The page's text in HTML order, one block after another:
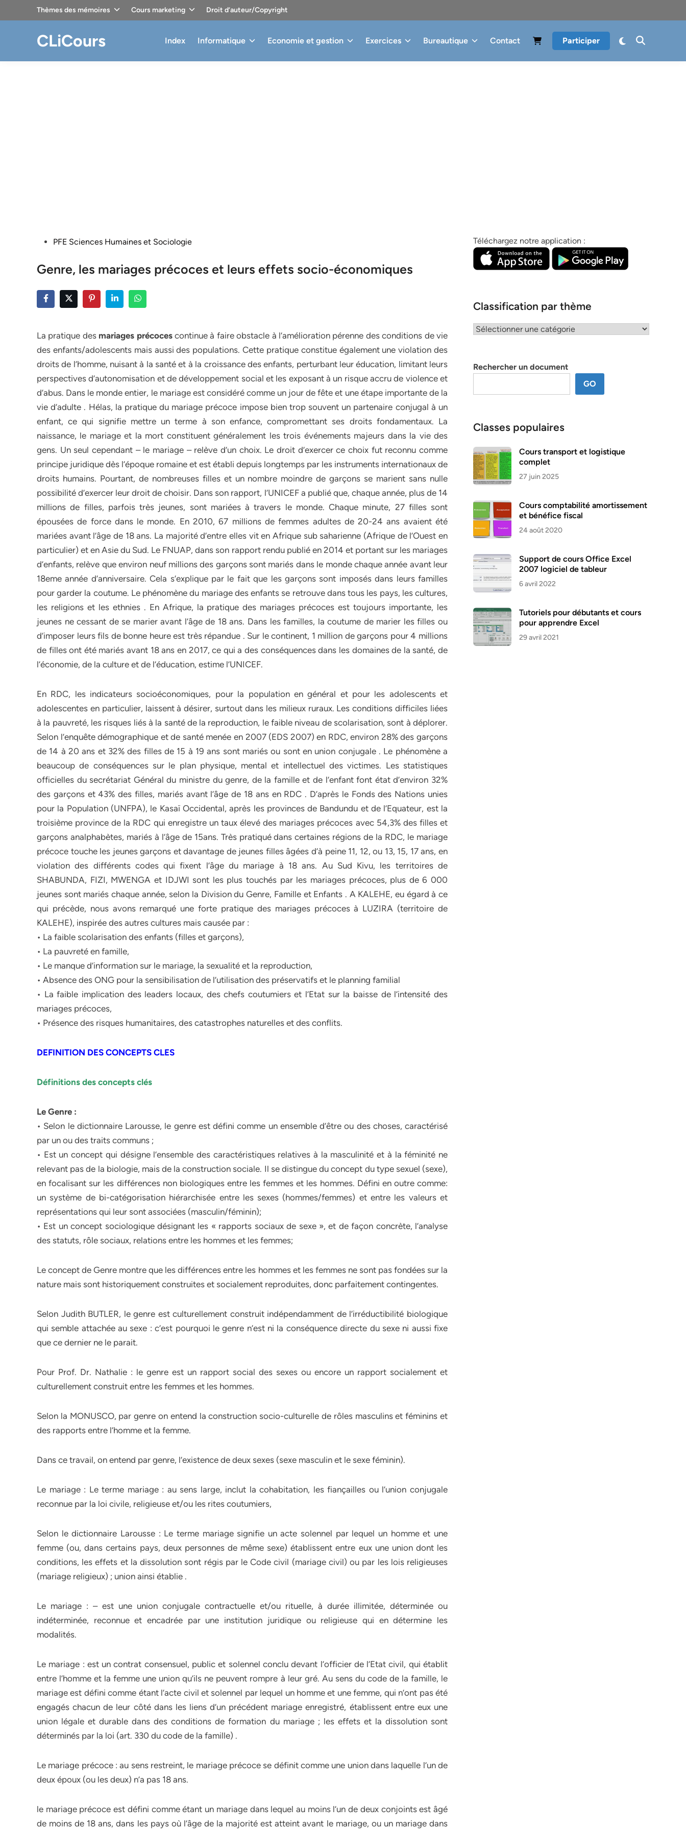
Thèmes des mémoires Cours marketing Droit d’auteur/Copyright
CLiCours Index Informatique Economie et gestion Exercices Bureautique Contact Participer
PostedPFE Sciences Humaines et Sociologie
Genre, les mariages précoces et leurs effets socio-économiques
La pratique des mariages précocescontinue à faire obstacle à l’amélioration pérenne des conditions de vie
des enfants/adolescents mais aussi des populations. Cette pratique constitue également une violation des
droits de l’homme, nuisant à la santé et à la croissance des enfants, perturbant leur éducation, limitant leurs
perspectives d’autonomisation et de développement social et les exposant à un risque accru de violence et
d’abus. Dans le monde entier, le mariage est considéré comme un jour de fête et une étape importante de la
vie d’adulte . Hélas, la pratique du mariage précoce impose bien trop souvent un partenaire conjugal à un
enfant, ce qui signifie mettre un terme à son enfance, compromettant ses droits fondamentaux. La
naissance, le mariage et la mort constituent généralement les trois événements majeurs dans la vie des
gens. Un seul cependant – le mariage – relève d’un choix. Le droit d’exercer ce choix fut reconnu comme
principe juridique dès l’époque romaine et est établi depuis longtemps par les instruments internationaux de
droits humains. Pourtant, de nombreuses filles et un nombre moindre de garçons se marient sans nulle
possibilité d’exercer leur droit de choisir. Dans son rapport, l’UNICEF a publié que, chaque année, plus de 14
millions de filles, parfois très jeunes, sont mariées à travers le monde. Chaque minute, 27 filles sont
épousées de force dans le monde. En 2010, 67 millions de femmes adultes de 20-24 ans avaient été
mariées avant l’âge de 18 ans. La majorité d’entre elles vit en Afrique sub saharienne (Afrique de l’Ouest en
particulier) et en Asie du Sud. Le FNUAP, dans son rapport rendu publié en 2014 et portant sur les mariages
d’enfants, relève que environ neuf millions des garçons sont mariés dans le monde chaque année avant leur
18eme année d’anniversaire. Cela s’explique par le fait que les garçons sont imposés dans leurs familles
pour garder la coutume. Le phénomène du mariage des enfants se retrouve dans tous les pays, les cultures,
les religions et les ethnies . En Afrique, la pratique des mariages précoces est toujours importante, les
jeunes ne cessant de se marier avant l’âge de 18 ans. Dans les familles, la coutume de marier les filles ou
d’imposer leurs fils de bonne heure est très répandue . Sur le continent, 1 million de garçons pour 4 millions
de filles ont été mariés avant 18 ans en 2017, ce qui a des conséquences dans les domaines de la santé, de
l’économie, de la culture et de l’éducation, estime l’UNICEF.
En RDC, les indicateurs socioéconomiques, pour la population en général et pour les adolescents et
adolescentes en particulier, laissent à désirer, surtout dans les milieux ruraux. Les conditions difficiles liées
à la pauvreté, les risques liés à la santé de la reproduction, le faible niveau de scolarisation, sont à déplorer.
Selon l’enquête démographique et de santé menée en 2007 (EDS 2007) en RDC, environ 28% des garçons
de 14 à 20 ans et 32% des filles de 15 à 19 ans sont mariés ou sont en union conjugale . Le phénomène a
beaucoup de conséquences sur le plan physique, mental et intellectuel des victimes. Les statistiques
officielles du secrétariat Général du ministre du genre, de la famille et de l’enfant font état d’environ 32%
des garçons et 43% des filles, mariés avant l’âge de 18 ans en RDC . D’après le Fonds des Nations unies
pour la Population (UNFPA), le Kasaï Occidental, après les provinces de Bandundu et de l’Equateur, est la
troisième province de la RDC qui enregistre un taux élevé des mariages précoces avec 54,3% des filles et
garçons analphabètes, mariés à l’âge de 15ans. Très pratiqué dans certaines régions de la RDC, le mariage
précoce touche les jeunes garçons et davantage de jeunes filles âgées d’à peine 11, 12, ou 13, 15, 17 ans, en
violation des différents codes qui fixent l’âge du mariage à 18 ans. Au Sud Kivu, les territoires de
SHABUNDA, FIZI, MWENGA et IDJWI sont les plus touchés par les mariages précoces, plus de 6 000
jeunes sont mariés chaque année, selon la Division du Genre, Famille et Enfants . A KALEHE, eu égard à ce
qui précède, nous avons remarqué une forte pratique des mariages précoces à LUZIRA (territoire de
KALEHE), inspirée des autres cultures mais causée par :
• La faible scolarisation des enfants (filles et garçons),
• La pauvreté en famille,
• Le manque d’information sur le mariage, la sexualité et la reproduction,
• Absence des ONG pour la sensibilisation de l’utilisation des préservatifs et le planning familial
• La faible implication des leaders locaux, des chefs coutumiers et l’Etat sur la baisse de l’intensité des
mariages précoces,
• Présence des risques humanitaires, des catastrophes naturelles et des conflits.
DEFINITION DES CONCEPTS CLES
Définitions des concepts clés
Le Genre :
• Selon le dictionnaire Larousse, le genre est défini comme un ensemble d’être ou des choses, caractérisé
par un ou des traits communs ;
• Est un concept qui désigne l’ensemble des caractéristiques relatives à la masculinité et à la féminité ne
relevant pas de la biologie, mais de la construction sociale. Il se distingue du concept du type sexuel (sexe),
en focalisant sur les différences non biologiques entre les femmes et les hommes. Défini en outre comme:
un système de bi-catégorisation hiérarchisée entre les sexes (hommes/femmes) et entre les valeurs et
représentations qui leur sont associées (masculin/féminin);
• Est un concept sociologique désignant les « rapports sociaux de sexe », et de façon concrète, l’analyse
des statuts, rôle sociaux, relations entre les hommes et les femmes;
Le concept de Genre montre que les différences entre les hommes et les femmes ne sont pas fondées sur la
nature mais sont historiquement construites et socialement reproduites, donc parfaitement contingentes.
Selon Judith BUTLER, le genre est culturellement construit indépendamment de l’irréductibilité biologique
qui semble attachée au sexe : c’est pourquoi le genre n’est ni la conséquence directe du sexe ni aussi fixe
que ce dernier ne le parait.
Pour Prof. Dr. Nathalie : le genre est un rapport social des sexes ou encore un rapport socialement et
culturellement construit entre les femmes et les hommes.
Selon la MONUSCO, par genre on entend la construction socio-culturelle de rôles masculins et féminins et
des rapports entre l’homme et la femme.
Dans ce travail, on entend par genre, l’existence de deux sexes (sexe masculin et le sexe féminin).
Le mariage : Le terme mariage : au sens large, inclut la cohabitation, les fiançailles ou l’union conjugale
reconnue par la loi civile, religieuse et/ou les rites coutumiers,
Selon le dictionnaire Larousse : Le terme mariage signifie un acte solennel par lequel un homme et une
femme (ou, dans certains pays, deux personnes de même sexe) établissent entre eux une union dont les
conditions, les effets et la dissolution sont régis par le Code civil (mariage civil) ou par les lois religieuses
(mariage religieux) ; union ainsi établie .
Le mariage : – est une union conjugale contractuelle et/ou rituelle, à durée illimitée, déterminée ou
indéterminée, reconnue et encadrée par une institution juridique ou religieuse qui en détermine les
modalités.
Le mariage : est un contrat consensuel, public et solennel conclu devant l’officier de l’Etat civil, qui établit
entre l’homme et la femme une union qu’ils ne peuvent rompre à leur gré. Au sens du code de la famille, le
mariage est défini comme étant l’acte civil et solennel par lequel un homme et une femme, qui n’ont pas été
engagés chacun de leur côté dans les liens d’un précédent mariage enregistré, établissent entre eux une
union légale et durable dans des conditions de formation du mariage ; les effets et la dissolution sont
déterminés par la loi (art. 330 du code de la famille) .
Le mariage précoce : au sens restreint, le mariage précoce se définit comme une union dans laquelle l’un de
deux époux (ou les deux) n’a pas 18 ans.
le mariage précoce est défini comme étant un mariage dans lequel au moins l’un de deux conjoints est âgé
de moins de 18 ans, dans les pays où l’âge de la majorité est atteint avant le mariage, ou un mariage dans
Téléchargez notre application :
Classification par thème
Classification
Rechercher un document
GO
Classes populaires
Cours transport et logistique
complet
27 juin 2025
Cours comptabilité amortissement
et bénéfice fiscal
24 août 2020
Support de cours Office Excel
2007 logiciel de tableur
6 avril 2022
Tutoriels pour débutants et cours
pour apprendre Excel
29 avril 2021